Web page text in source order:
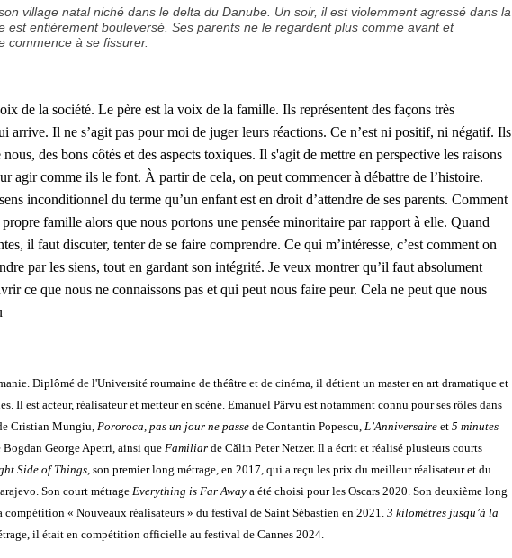
village natal niché dans le delta du Danube. Un soir, il est violemment agressé dans la
est entièrement bouleversé. Ses parents ne le regardent plus comme avant et
commence à se fissurer.
de la société. Le père est la voix de la famille. Ils représentent des façons très
arrive. Il ne s’agit pas pour moi de juger leurs réactions. Ce n’est ni positif, ni négatif. Ils
des bons côtés et des aspects toxiques. Il s'agit de mettre en perspective les raisons
agir comme ils le font. À partir de cela, on peut commencer à débattre de l’histoire.
inconditionnel du terme qu’un enfant est en droit d’attendre de ses parents. Comment
famille alors que nous portons une pensée minoritaire par rapport à elle. Quand
il faut discuter, tenter de se faire comprendre. Ce qui m’intéresse, c’est comment on
par les siens, tout en gardant son intégrité. Je veux montrer qu’il faut absolument
ce que nous ne connaissons pas et qui peut nous faire peur. Cela ne peut que nous
Diplômé de l'Université roumaine de théâtre et de cinéma, il détient un master en art dramatique et
Il est acteur, réalisateur et metteur en scène. Emanuel Pârvu est notamment connu pour ses rôles dans
Cristian Mungiu, Pororoca, pas un jour ne passe de Contantin Popescu, L’Anniversaire et 5 minutes
Bogdan George Apetri, ainsi queFamiliar de Călin Peter Netzer. Il a écrit et réalisé plusieurs courts
Side of Things, son premier long métrage, en 2017, qui a reçu les prix du meilleur réalisateur et du
Son court métrage Everything is Far Away a été choisi pour les Oscars 2020. Son deuxième long
compétition « Nouveaux réalisateurs » du festival de Saint Sébastien en 2021. 3 kilomètres jusqu’à la
il était en compétition officielle au festival de Cannes 2024.